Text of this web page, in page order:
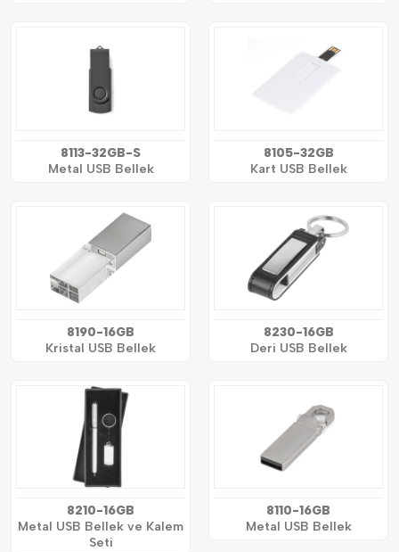
8113-32GB-S
Metal USB Bellek
8105-32GB
Kart USB Bellek
8190-16GB
Kristal USB Bellek
8230-16GB
Deri USB Bellek
8210-16GB
Metal USB Bellek ve Kalem
Seti
8110-16GB
Metal USB Bellek